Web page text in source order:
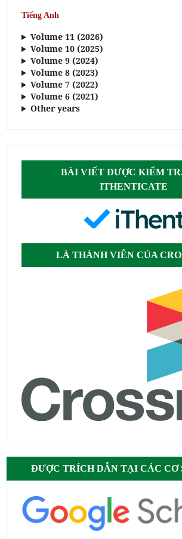
Tiếng Anh
Volume 11 (2026)
Volume 10 (2025)
Volume 9 (2024)
Volume 8 (2023)
Volume 7 (2022)
Volume 6 (2021)
Other years
BÀI VIẾT ĐƯỢC KIỂM
ITHENTICATE
LÀ THÀNH VIÊN CỦA
ĐƯỢC TRÍCH DẪN TẠI CÁC CƠ